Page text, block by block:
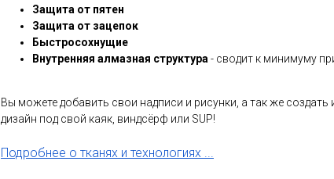
Защита от пятен
Защита от зацепок
Быстросохнущие
Внутренняя алмазная структура - сводит к минимуму
Вы можете добавить свои надписи и рисунки, а так же создать
дизайн под свой каяк, виндсёрф или SUP!
Подробнее о тканях и технологиях ...